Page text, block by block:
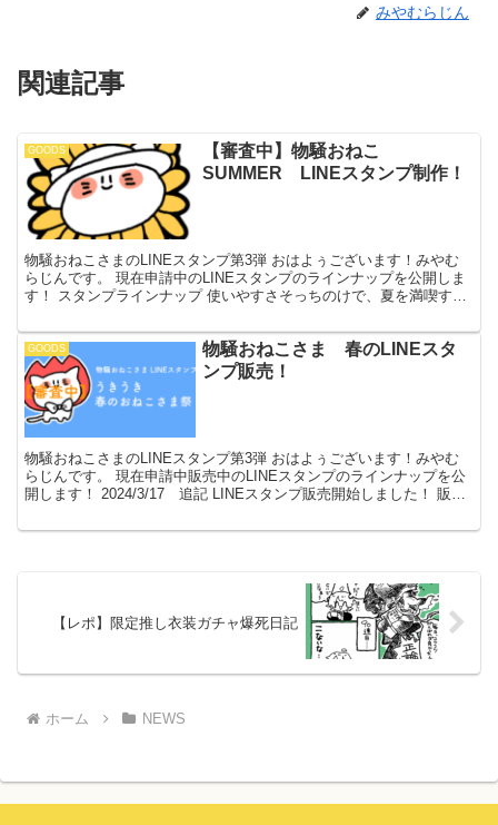
みやむらじん
関連記事
GOODS
【審査中】物騒おねこ
SUMMER LINEスタンプ制作！
物騒おねこさまのLINEスタンプ第3弾 おはよぅございます！みやむ
らじんです。 現在申請中のLINEスタンプのラインナップを公開しま
す！ スタンプラインナップ 使いやすさそっちのけで、夏を満喫する
GOODS
物騒おねこさま 春のLINEスタ
ンプ販売！
物騒おねこさまのLINEスタンプ第3弾 おはよぅございます！みやむ
らじんです。 現在申請中販売中のLINEスタンプのラインナップを公
開します！ 2024/3/17 追記 LINEスタンプ販売開始しました！ 販売
【レポ】限定推し衣装ガチャ爆死日記
ホーム NEWS